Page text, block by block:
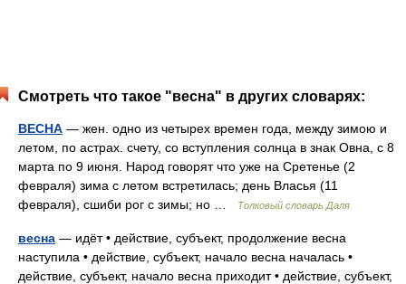
Смотреть что такое "весна" в других словарях:
ВЕСНА — жен. одно из четырех времен года, между зимою и
летом, по астрах. счету, со вступления солнца в знак Овна, с 8
марта по 9 июня. Народ говорят что уже на Сретенье (2
февраля) зима с летом встретилась; день Власья (11
февраля), сшиби рог с зимы; но …
Толковый словарь Даля
весна — идёт • действие, субъект, продолжение весна
наступила • действие, субъект, начало весна началась •
действие, субъект, начало весна приходит • действие, субъект,